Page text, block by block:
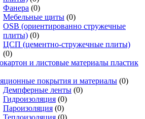
Фанера (0)
Мебельные щиты (0)
OSB (ориентированно стружечные
плиты) (0)
ЦСП (цементно-стружечные плиты)
(0)
и листовые материалы пластик
покрытия и материалы (0)
Демпферные ленты (0)
Гидроизоляция (0)
Пароизоляция (0)
Теплоизоляция (0)